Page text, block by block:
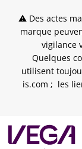
⚠ Des actes
marque
vigilance
Quelques
utilisent
is.com ; les